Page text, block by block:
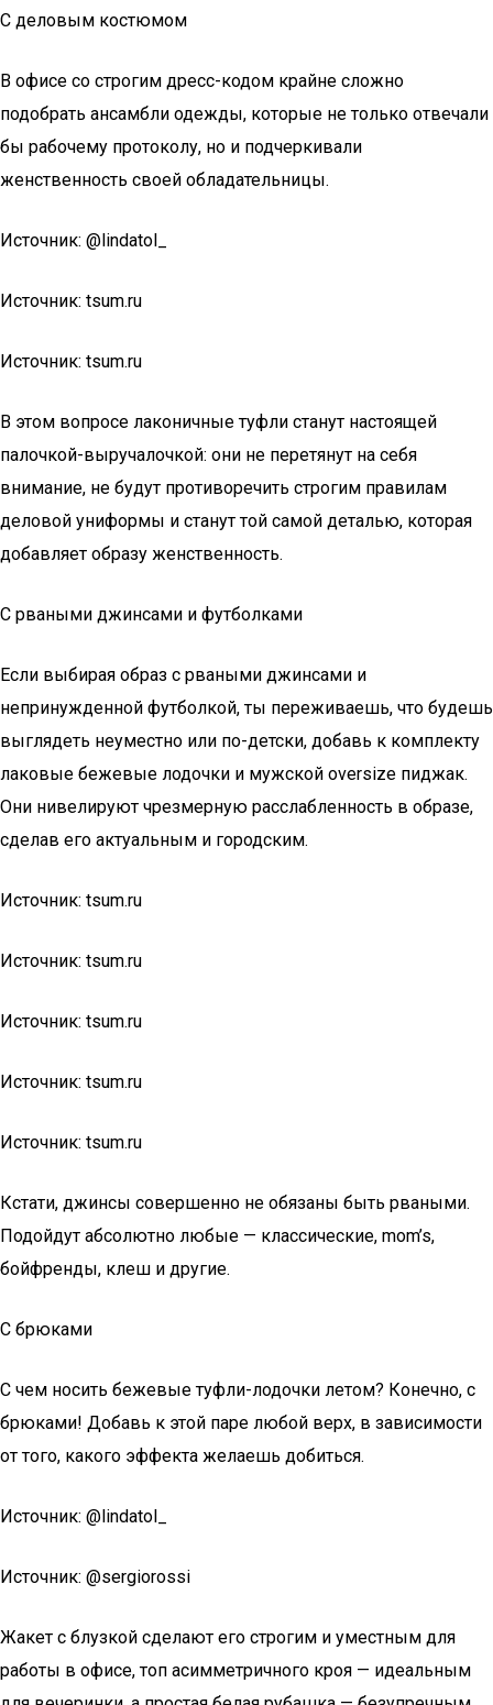
С деловым костюмом
В офисе со строгим дресс-кодом крайне сложно
подобрать ансамбли одежды, которые не только отвечали
бы рабочему протоколу, но и подчеркивали
женственность своей обладательницы.
Источник: @lindatol_
Источник: tsum.ru
Источник: tsum.ru
В этом вопросе лаконичные туфли станут настоящей
палочкой-выручалочкой: они не перетянут на себя
внимание, не будут противоречить строгим правилам
деловой униформы и станут той самой деталью, которая
добавляет образу женственность.
С рваными джинсами и футболками
Если выбирая образ с рваными джинсами и
непринужденной футболкой, ты переживаешь, что будешь
выглядеть неуместно или по-детски, добавь к комплекту
лаковые бежевые лодочки и мужской oversize пиджак.
Они нивелируют чрезмерную расслабленность в образе,
сделав его актуальным и городским.
Источник: tsum.ru
Источник: tsum.ru
Источник: tsum.ru
Источник: tsum.ru
Источник: tsum.ru
Кстати, джинсы совершенно не обязаны быть рваными.
Подойдут абсолютно любые — классические, mom’s,
бойфренды, клеш и другие.
С брюками
С чем носить бежевые туфли-лодочки летом? Конечно, с
брюками! Добавь к этой паре любой верх, в зависимости
от того, какого эффекта желаешь добиться.
Источник: @lindatol_
Источник: @sergiorossi
Жакет с блузкой сделают его строгим и уместным для
работы в офисе, топ асимметричного кроя — идеальным